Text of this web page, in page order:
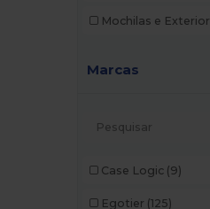
Mochilas e Exterior
Marcas
Case Logic (9)
Egotier (125)